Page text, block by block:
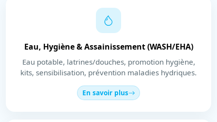
Eau, Hygiène & Assainissement (WASH/EHA)
Eau potable, latrines/douches, promotion hygiène,
kits, sensibilisation, prévention maladies hydriques.
En savoir plus